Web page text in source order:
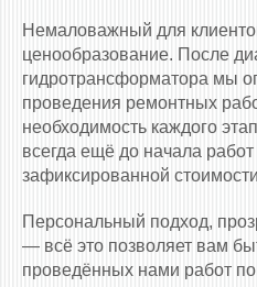
Немаловажный для
ценообразование. После
гидротрансформатора мы
проведения ремонтных
необходимость каждого
всегда ещё до начала работ
зафиксированной
Персональный подход,
— всё это позволяет вам
проведённых нами работ